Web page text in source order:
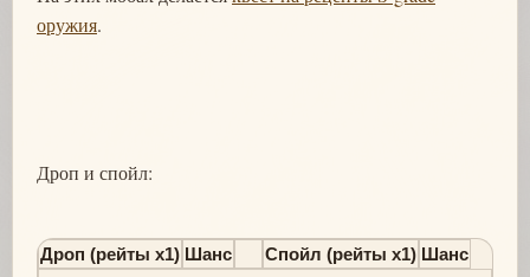
оружия.
Дроп и спойл:
Дроп (рейты х1) Шанс Спойл (рейты х1) Шанс